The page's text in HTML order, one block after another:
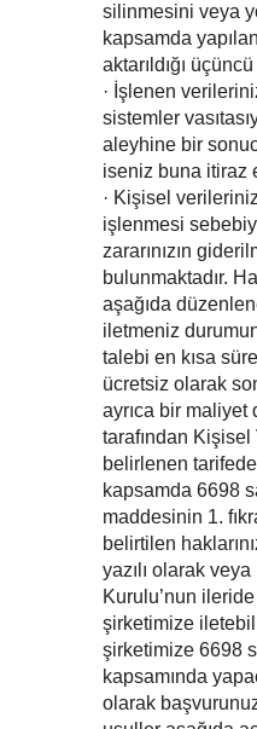
silinmesini veya
kapsamda
aktarıldığı
· İşlenen
sistemler
aleyhine bir
iseniz buna itiraz
· Kişisel
işlenmesi
zararınızın
bulunmaktadır.
aşağıda
iletmeniz
talebi en kısa
ücretsiz olarak
ayrıca bir maliyet
tarafından
belirlenen
kapsamda 6698
maddesinin 1.
belirtilen
yazılı olarak
Kurulu’nun
şirketimize
şirketimize 6698
kapsamında
olarak